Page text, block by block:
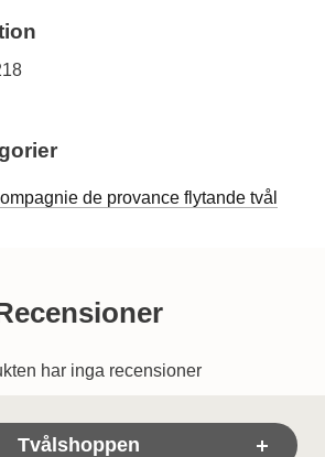
de provance flytande tvål
har inga recensioner
info och länkar
Tvålshoppen